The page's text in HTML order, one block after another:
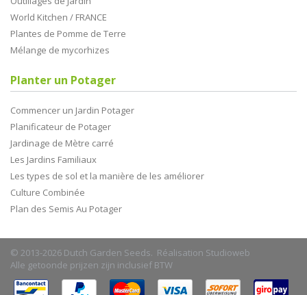
World Kitchen / FRANCE
Plantes de Pomme de Terre
Mélange de mycorhizes
Planter un Potager
Commencer un Jardin Potager
Planificateur de Potager
Jardinage de Mètre carré
Les Jardins Familiaux
Les types de sol et la manière de les améliorer
Culture Combinée
Plan des Semis Au Potager
© 2013-2026 Dutch Garden Seeds. Réalisation Studioweb
Alle getoonde prijzen zijn inclusief BTW